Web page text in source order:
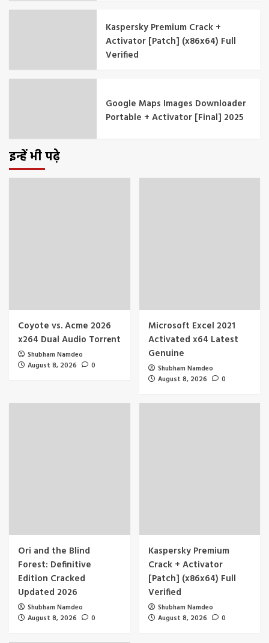
Kaspersky Premium Crack +
Activator [Patch] (x86x64) Full
Verified
Google Maps Images Downloader
Portable + Activator [Final] 2025
इन्हें भी पढ़े
Coyote vs. Acme 2026
x264 Dual Audio Torr𝐞nt
Shubham Namdeo
August 8, 2026
0
Microsoft Excel 2021
Activated x64 Latest
Genuine
Shubham Namdeo
August 8, 2026
0
Ori and the Blind
Forest: Definitive
Edition Cracked
Updated 2026
Shubham Namdeo
August 8, 2026
0
Kaspersky Premium
Crack + Activator
[Patch] (x86x64) Full
Verified
Shubham Namdeo
August 8, 2026
0